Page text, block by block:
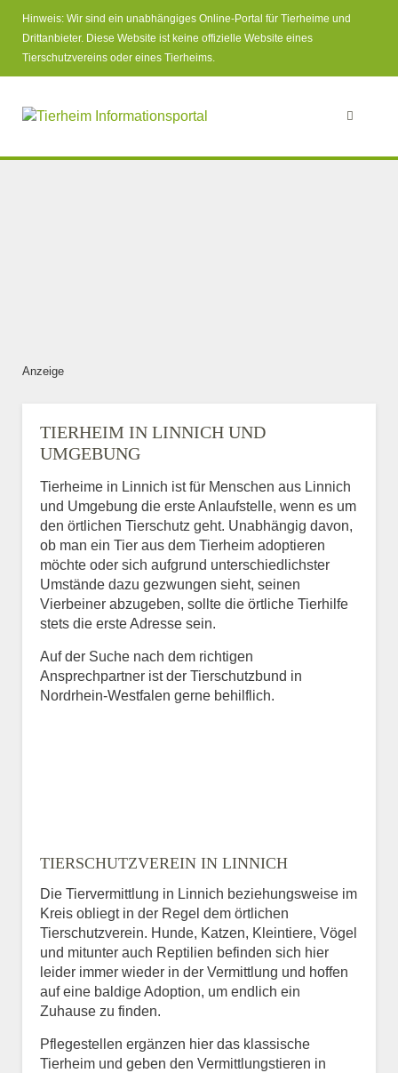
Hinweis: Wir sind ein unabhängiges Online-Portal für Tierheime und
Drittanbieter. Diese Website ist keine offizielle Website eines
Tierschutzvereins oder eines Tierheims.
Anzeige
TIERHEIM IN LINNICH UND
UMGEBUNG
Tierheime in Linnich ist für Menschen aus Linnich
und Umgebung die erste Anlaufstelle, wenn es um
den örtlichen Tierschutz geht. Unabhängig davon,
ob man ein Tier aus dem Tierheim adoptieren
möchte oder sich aufgrund unterschiedlichster
Umstände dazu gezwungen sieht, seinen
Vierbeiner abzugeben, sollte die örtliche Tierhilfe
stets die erste Adresse sein.
Auf der Suche nach dem richtigen
Ansprechpartner ist der Tierschutzbund in
Nordrhein-Westfalen gerne behilflich.
TIERSCHUTZVEREIN IN LINNICH
Die Tiervermittlung in Linnich beziehungsweise im
Kreis obliegt in der Regel dem örtlichen
Tierschutzverein. Hunde, Katzen, Kleintiere, Vögel
und mitunter auch Reptilien befinden sich hier
leider immer wieder in der Vermittlung und hoffen
auf eine baldige Adoption, um endlich ein
Zuhause zu finden.
Pflegestellen ergänzen hier das klassische
Tierheim und geben den Vermittlungstieren in